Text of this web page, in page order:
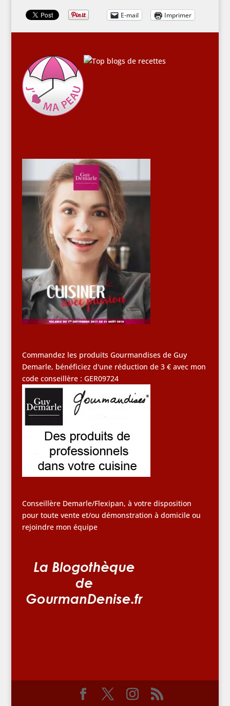
E-mail Imprimer
Commandez les produits Gourmandises de Guy
Demarle, bénéficiez d'une réduction de 3 € avec mon
code conseillère : GER09724
Conseillère Demarle/Flexipan, à votre disposition
pour toute vente et/ou démonstration à domicile ou
rejoindre mon équipe